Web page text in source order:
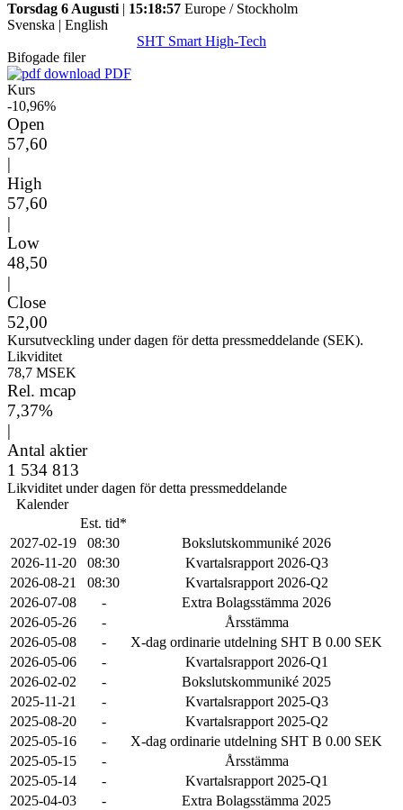
Torsdag 6 Augusti | 15:18:57 Europe / Stockholm
Svenska | English
SHT Smart High-Tech
Bifogade filer
PDF
Kurs
-10,96%
Open
57,60
|
High
57,60
|
Low
48,50
|
Close
52,00
Kursutveckling under dagen för detta pressmeddelande (SEK).
Likviditet
78,7 MSEK
Rel. mcap
7,37%
|
Antal aktier
1 534 813
Likviditet under dagen för detta pressmeddelande
Kalender
Est. tid*
2027-02-19
08:30
Bokslutskommuniké 2026
2026-11-20
08:30
Kvartalsrapport 2026-Q3
2026-08-21
08:30
Kvartalsrapport 2026-Q2
2026-07-08
-
Extra Bolagsstämma 2026
2026-05-26
-
Årsstämma
2026-05-08
-
X-dag ordinarie utdelning SHT B 0.00 SEK
2026-05-06
-
Kvartalsrapport 2026-Q1
2026-02-02
-
Bokslutskommuniké 2025
2025-11-21
-
Kvartalsrapport 2025-Q3
2025-08-20
-
Kvartalsrapport 2025-Q2
2025-05-16
-
X-dag ordinarie utdelning SHT B 0.00 SEK
2025-05-15
-
Årsstämma
2025-05-14
-
Kvartalsrapport 2025-Q1
2025-04-03
- Extra Bolagsstämma 2025